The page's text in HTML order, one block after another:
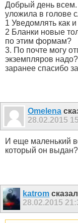
Добрый день всем.
уложила в голове
1 Уведомлять как
2 Бланки новые
по этим формам?
3. По почте могу
экземпляров
заранее спасибо
Omelena
28.02.2015
И еще маленький
который он выдан?
katrom
28.02.2015